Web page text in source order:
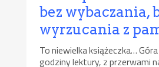
bez wybaczania,
wyrzucania z
To niewielka książeczka…
godziny lektury, z przerwami